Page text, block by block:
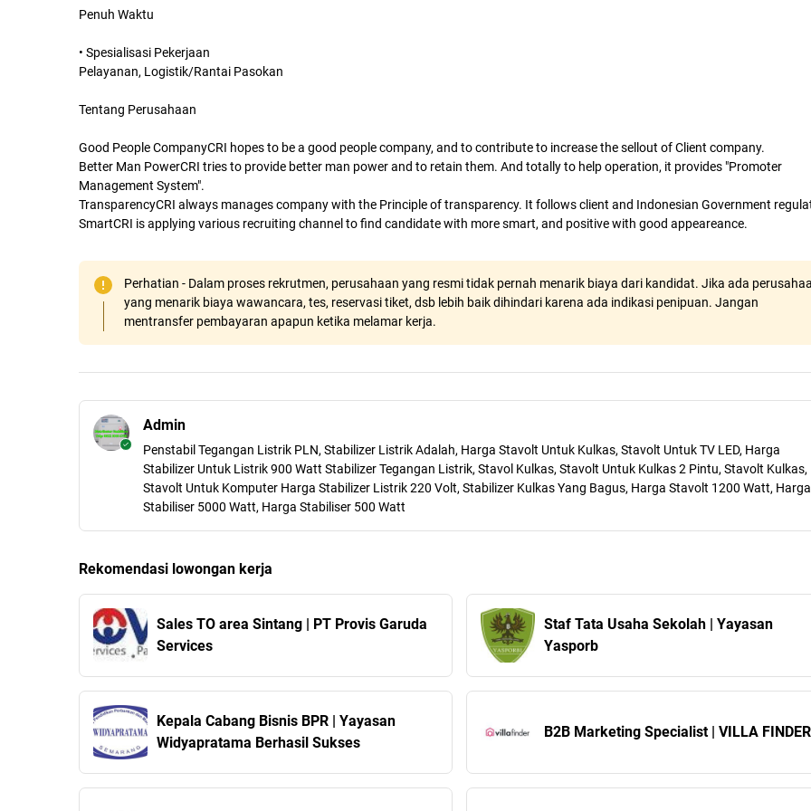
Penuh Waktu
• Spesialisasi Pekerjaan
Pelayanan, Logistik/Rantai Pasokan
Tentang Perusahaan
Good People CompanyCRI hopes to be a good people company, and to contribute to increase the sellout of Client company.
Better Man PowerCRI tries to provide better man power and to retain them. And totally to help operation, it provides "Promoter
Management System".
TransparencyCRI always manages company with the Principle of transparency. It follows client and Indonesian Government
SmartCRI is applying various recruiting channel to find candidate with more smart, and positive with good appeareance.
Perhatian - Dalam proses rekrutmen, perusahaan yang resmi tidak pernah menarik biaya dari kandidat. Jika ada
yang menarik biaya wawancara, tes, reservasi tiket, dsb lebih baik dihindari karena ada indikasi penipuan. Jangan
mentransfer pembayaran apapun ketika melamar kerja.
Admin
Penstabil Tegangan Listrik PLN, Stabilizer Listrik Adalah, Harga Stavolt Untuk Kulkas, Stavolt Untuk TV LED, Harga
Stabilizer Untuk Listrik 900 Watt Stabilizer Tegangan Listrik, Stavol Kulkas, Stavolt Untuk Kulkas 2 Pintu, Stavolt Kulkas,
Stavolt Untuk Komputer Harga Stabilizer Listrik 220 Volt, Stabilizer Kulkas Yang Bagus, Harga Stavolt 1200 Watt, Harga
Stabiliser 5000 Watt, Harga Stabiliser 500 Watt
Rekomendasi lowongan kerja
Sales TO area Sintang | PT Provis Garuda
Services
Staf Tata Usaha Sekolah | Yayasan
Yasporb
Kepala Cabang Bisnis BPR | Yayasan
Widyapratama Berhasil Sukses
B2B Marketing Specialist | VILLA FINDER